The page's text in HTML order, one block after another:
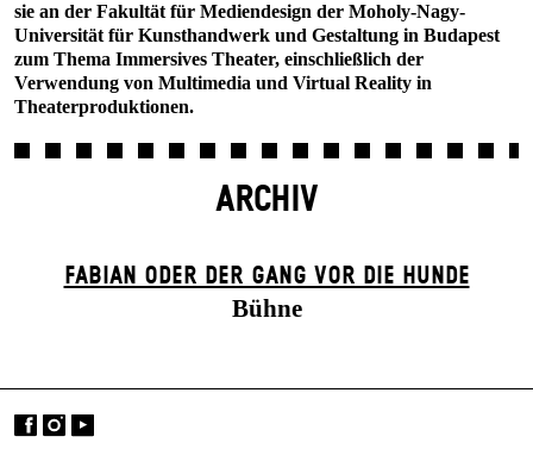
sie an der Fakultät für Mediendesign der Moholy-Nagy-
Universität für Kunsthandwerk und Gestaltung in Budapest
zum Thema Immersives Theater, einschließlich der
Verwendung von Multimedia und Virtual Reality in
Theaterproduktionen.
ARCHIV
FABIAN ODER DER GANG VOR DIE HUNDE
Bühne